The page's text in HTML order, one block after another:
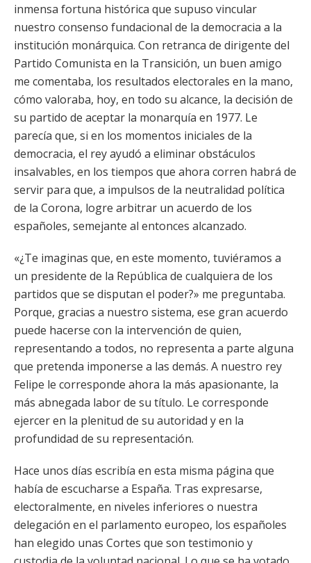
inmensa fortuna histórica que supuso vincular
nuestro consenso fundacional de la democracia a la
institución monárquica. Con retranca de dirigente del
Partido Comunista en la Transición, un buen amigo
me comentaba, los resultados electorales en la mano,
cómo valoraba, hoy, en todo su alcance, la decisión de
su partido de aceptar la monarquía en 1977. Le
parecía que, si en los momentos iniciales de la
democracia, el rey ayudó a eliminar obstáculos
insalvables, en los tiempos que ahora corren habrá de
servir para que, a impulsos de la neutralidad política
de la Corona, logre arbitrar un acuerdo de los
españoles, semejante al entonces alcanzado.
«¿Te imaginas que, en este momento, tuviéramos a
un presidente de la República de cualquiera de los
partidos que se disputan el poder?» me preguntaba.
Porque, gracias a nuestro sistema, ese gran acuerdo
puede hacerse con la intervención de quien,
representando a todos, no representa a parte alguna
que pretenda imponerse a las demás. A nuestro rey
Felipe le corresponde ahora la más apasionante, la
más abnegada labor de su título. Le corresponde
ejercer en la plenitud de su autoridad y en la
profundidad de su representación.
Hace unos días escribía en esta misma página que
había de escucharse a España. Tras expresarse,
electoralmente, en niveles inferiores o nuestra
delegación en el parlamento europeo, los españoles
han elegido unas Cortes que son testimonio y